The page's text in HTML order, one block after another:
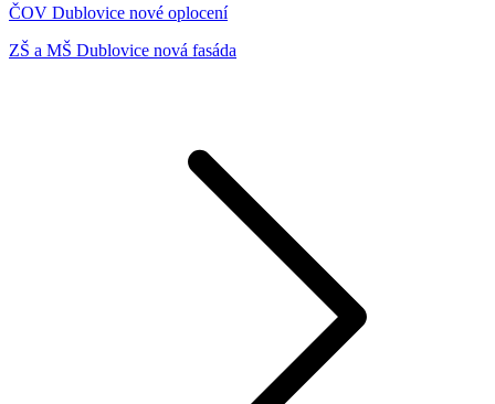
ČOV Dublovice nové oplocení
ZŠ a MŠ Dublovice nová fasáda